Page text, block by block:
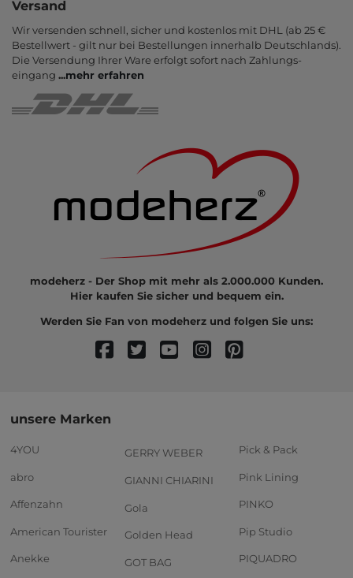
Versand
Wir versenden schnell, sicher und kostenlos mit DHL (ab 25 €
Bestell­wert - gilt nur bei Bestel­lungen inner­halb Deutsch­lands).
Die Ver­sendung Ihrer Ware er­folgt sofort nach Zahlungs­
eingang ...mehr erfahren
modeherz - Der Shop mit mehr als 2.000.000 Kunden.
Hier kaufen Sie sicher und bequem ein.
Werden Sie Fan von modeherz und folgen Sie uns:
unsere Marken
4YOU
abro
Affenzahn
American Tourister
Anekke
GERRY WEBER
GIANNI CHIARINI
Gola
Golden Head
GOT BAG
Pick & Pack
Pink Lining
PINKO
Pip Studio
PIQUADRO